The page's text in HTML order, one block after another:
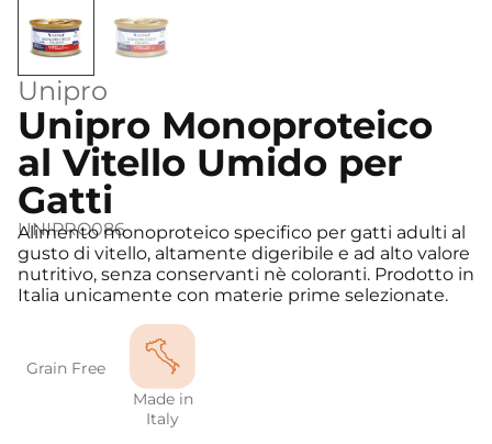
Unipro
Unipro Monoproteico
al Vitello Umido per
Gatti
UNIPRO086
Alimento monoproteico specifico per gatti adulti al
gusto di vitello, altamente digeribile e ad alto valore
nutritivo, senza conservanti nè coloranti. Prodotto in
Italia unicamente con materie prime selezionate.
Grain Free
Made in
Italy